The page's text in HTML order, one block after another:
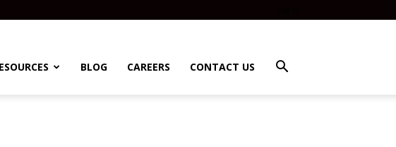
BLOG CAREERS CONTACT US